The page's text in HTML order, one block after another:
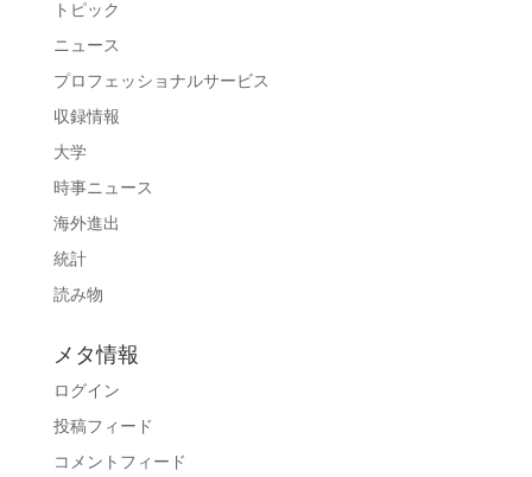
トピック
ニュース
プロフェッショナルサービス
収録情報
大学
時事ニュース
海外進出
統計
読み物
メタ情報
ログイン
投稿フィード
コメントフィード